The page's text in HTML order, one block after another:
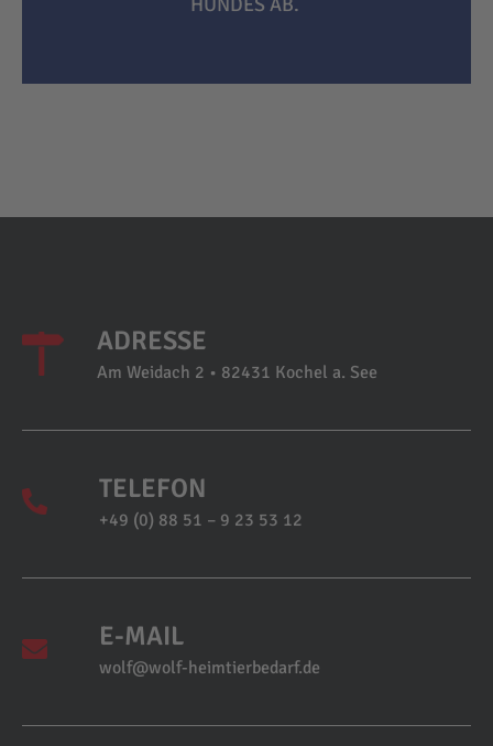
HUNDES AB.
ADRESSE
Am Weidach 2 • 82431 Kochel a. See
TELEFON
+49 (0) 88 51 – 9 23 53 12
E-MAIL
wolf@wolf-heimtierbedarf.de